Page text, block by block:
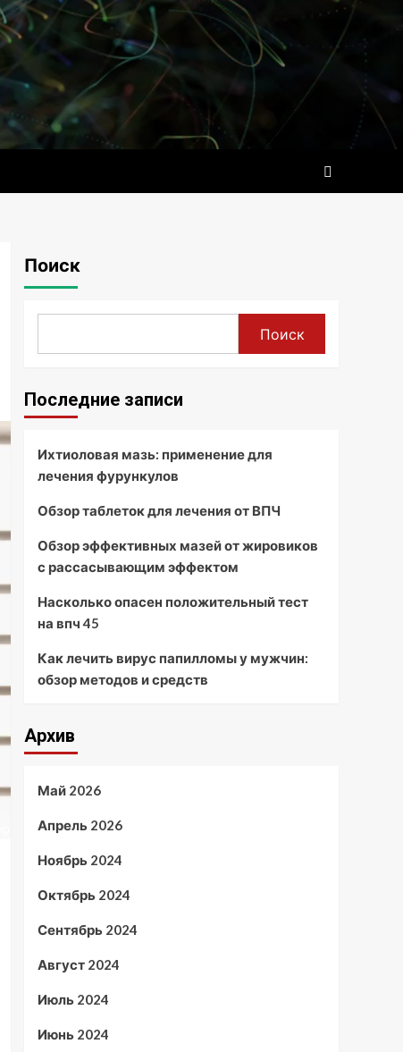
Поиск
Поиск
Последние записи
Ихтиоловая мазь: применение для
лечения фурункулов
Обзор таблеток для лечения от ВПЧ
Обзор эффективных мазей от жировиков
с рассасывающим эффектом
Насколько опасен положительный тест
на впч 45
Как лечить вирус папилломы у мужчин:
обзор методов и средств
Архив
Май 2026
Апрель 2026
Ноябрь 2024
Октябрь 2024
Сентябрь 2024
Август 2024
Июль 2024
Июнь 2024